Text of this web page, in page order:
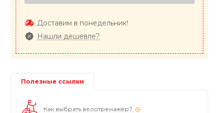
Доставим в понедельник!
Нашли дешевле?
Полезные ссылки
Как выбрать велотренажёр?